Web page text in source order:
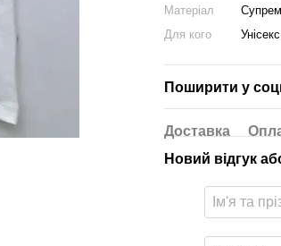
Матеріал
Для кого
Унісекс
Поширити у
Доставка
Новий відгук